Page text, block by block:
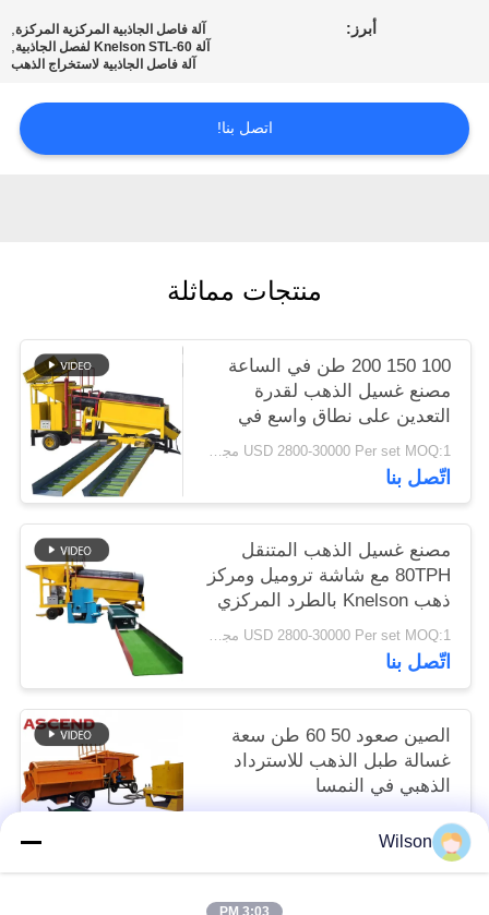
أبرز: آلة فاصل الجاذبية المركزية المركزة,
آلة Knelson STL-60 لفصل الجاذبية ,
آلة فاصل الجاذبية لاستخراج الذهب
اتصل بنا!
منتجات مماثلة
100 150 200 طن في الساعة
مصنع غسيل الذهب لقدرة
التعدين على نطاق واسع في
مصر وجنوب أفريقيا
اتّصل بنا
مصنع غسيل الذهب المتنقل
80TPH مع شاشة تروميل ومركز
ذهب Knelson بالطرد المركزي
وزحليقة
USD 2800-30000 Per set MOQ:1 مجموعة
اتّصل بنا
الصين صعود 50 60 طن سعة
غسالة طبل الذهب للاسترداد
الذهبي في النمسا
اتّصل بنا
Wilson
3:03 PM